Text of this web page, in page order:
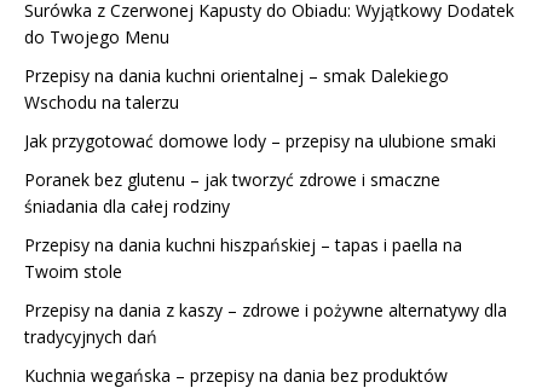
Surówka z Czerwonej Kapusty do Obiadu: Wyjątkowy Dodatek
do Twojego Menu
Przepisy na dania kuchni orientalnej – smak Dalekiego
Wschodu na talerzu
Jak przygotować domowe lody – przepisy na ulubione smaki
Poranek bez glutenu – jak tworzyć zdrowe i smaczne
śniadania dla całej rodziny
Przepisy na dania kuchni hiszpańskiej – tapas i paella na
Twoim stole
Przepisy na dania z kaszy – zdrowe i pożywne alternatywy dla
tradycyjnych dań
Kuchnia wegańska – przepisy na dania bez produktów